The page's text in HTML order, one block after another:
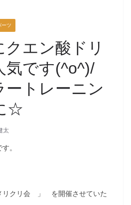
ーツ
クエン酸ドリ
です(^o^)/
トレーニン
☆
太
。
クリ会 」 を開催させていた